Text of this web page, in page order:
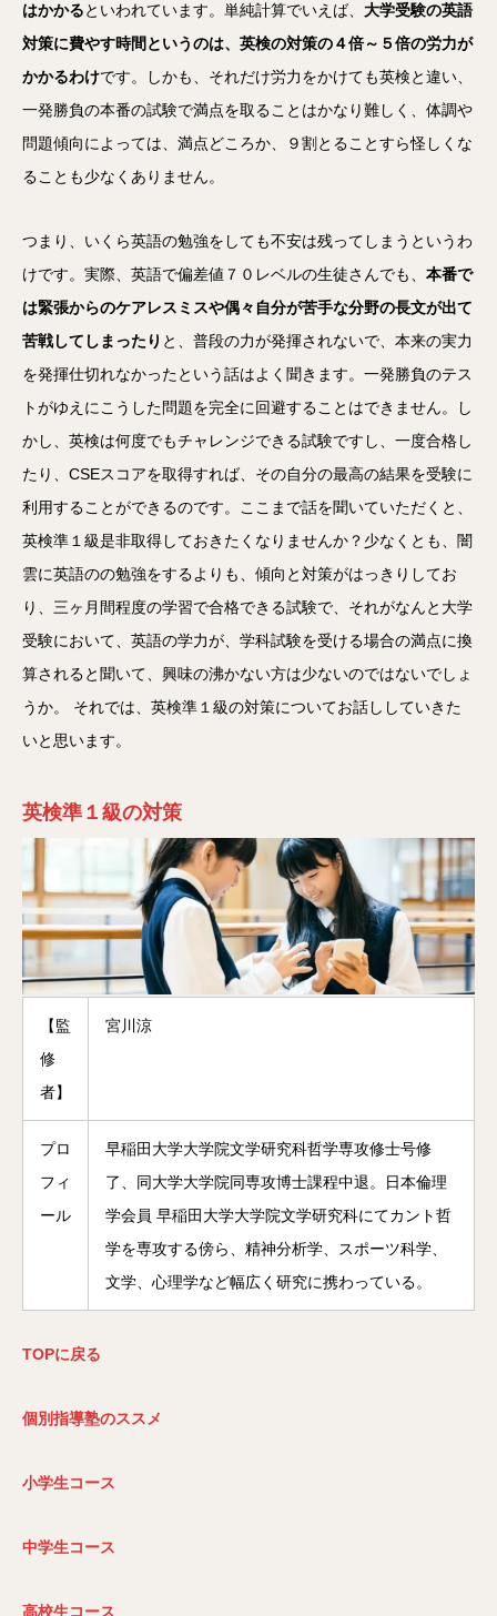
はかかるといわれています。単純計算でいえば、 大学受験の英語
対策に費やす時間というのは、英検の対策の４倍～５倍の労力が
かかるわけです。しかも、それだけ労力をかけても英検と違い、
一発勝負の本番の試験で満点を取ることはかなり難しく、体調や
問題傾向によっては、満点どころか、９割とることすら怪しくな
ることも少なくありません。
つまり、いくら英語の勉強をしても不安は残ってしまうというわ
けです。実際、英語で偏差値７０レベルの生徒さんでも、 本番で
は緊張からのケアレスミスや偶々自分が苦手な分野の長文が出て
苦戦してしまったり と、普段の力が発揮されないで、本来の実力
を発揮仕切れなかったという話はよく聞きます。一発勝負のテス
トがゆえにこうした問題を完全に回避することはできません。し
かし、英検は何度でもチャレンジできる試験ですし、一度合格し
たり、CSEスコアを取得すれば、その自分の最高の結果を受験に
利用することができるのです。ここまで話を聞いていただくと、
英検準１級是非取得しておきたくなりませんか？少なくとも、闇
雲に英語のの勉強をするよりも、傾向と対策がはっきりしてお
り、三ヶ月間程度の学習で合格できる試験で、それがなんと大学
受験において、英語の学力が、学科試験を受ける場合の満点に換
算されると聞いて、興味の沸かない方は少ないのではないでしょ
うか。 それでは、英検準１級の対策についてお話ししていきた
いと思います。
英検準１級の対策
【監
修
者】
宮川涼
プロ
フィ
ール
早稲田大学大学院文学研究科哲学専攻修士号修
了、同大学大学院同専攻博士課程中退。日本倫理
学会員 早稲田大学大学院文学研究科にてカント哲
学を専攻する傍ら、精神分析学、スポーツ科学、
文学、心理学など幅広く研究に携わっている。
TOPに戻る
個別指導塾のススメ
小学生コース
中学生コース
高校生コース